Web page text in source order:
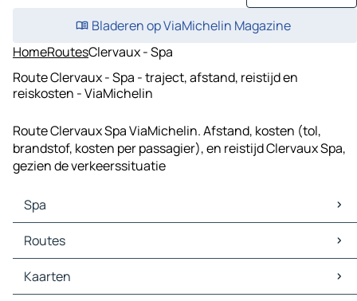
Bladeren op ViaMichelin Magazine
HomeRoutesClervaux - Spa
Route Clervaux - Spa - traject, afstand, reistijd en
reiskosten - ViaMichelin
Route Clervaux Spa ViaMichelin. Afstand, kosten (tol,
brandstof, kosten per passagier), en reistijd Clervaux Spa,
gezien de verkeerssituatie
Spa
Spa Kaarten
Spa Verkeer
Spa Hotels
Spa Restaurants
Routes
Routes Spa - Verviers
Routes Spa - Nonceveux
Kaarten